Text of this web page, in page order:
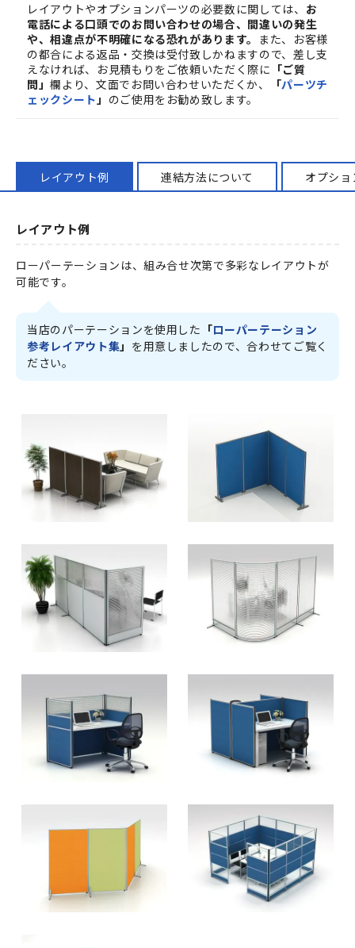
レイアウトやオプションパーツの必要数に関しては、 お
電話による口頭でのお問い合わせの場合、間違いの発生
や、相違点が不明確になる恐れがあります。 また、お客様
の都合による返品・交換は受付致しかねますので、差し支
えなければ、お見積もりをご依頼いただく際に 「ご質
問」欄より、文面でお問い合わせいただくか、 「パーツチ
ェックシート」 のご使用をお勧め致します。
レイアウト例 連結方法について オプシ
レイアウト例
ローパーテーションは、組み合せ次第で多彩なレイアウトが
可能です。
当店のパーテーションを使用した 「ローパーテーション
参考レイアウト集」 を用意しましたので、合わせてご覧く
ださい。